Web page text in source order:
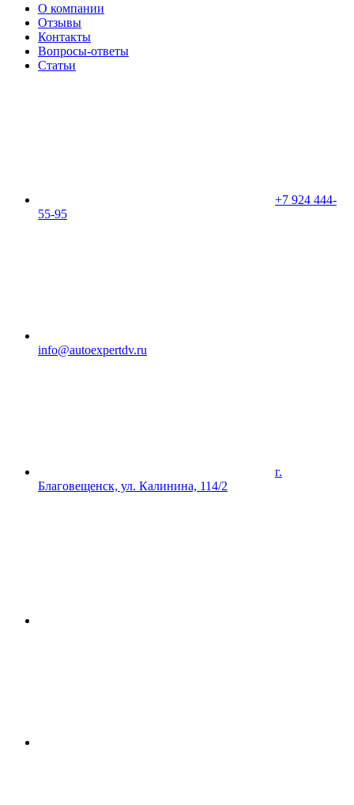
О компании
Отзывы
Контакты
Вопросы-ответы
Статьи
+7 924 444-
55-95
info@autoexpertdv.ru
г.
Благовещенск, ул. Калинина, 114/2